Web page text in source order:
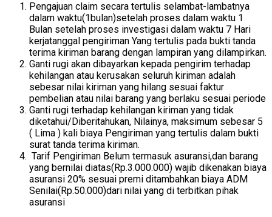
Pengajuan claim secara tertulis selambat-lambatnya
dalam waktu(1bulan)setelah proses dalam waktu 1
Bulan setelah proses investigasi dalam waktu 7 Hari
kerjatanggal pengiriman Yang tertulis pada bukti tanda
terima kiriman barang dengan lampiran yang dilampirkan.
Ganti rugi akan dibayarkan kepada pengirim terhadap
kehilangan atau kerusakan seluruh kiriman adalah
sebesar nilai kiriman yang hilang sesuai faktur
pembelian atau nilai barang yang berlaku sesuai periode
Ganti rugi terhadap kehilangan kiriman yang tidak
diketahui/Diberitahukan, Nilainya, maksimum sebesar 5
( Lima ) kali biaya Pengiriman yang tertulis dalam bukti
surat tanda terima kiriman.
Tarif Pengiriman Belum termasuk asuransi,dan barang
yang bernilai diatas(Rp.3.000.000) wajib dikenakan biaya
asuransi 20% sesuai premi ditambahkan biaya ADM
Senilai(Rp.50.000)dari nilai yang di terbitkan pihak
asuransi